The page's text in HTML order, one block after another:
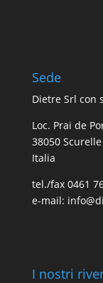
Sede
Dietre Srl con
Loc. Prai de
38050 Scurelle
Italia
tel./fax 0461
e-mail:
I nostri